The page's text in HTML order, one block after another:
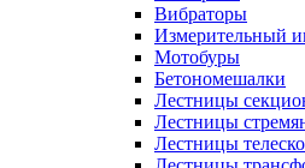
Вибраторы
Измерительный
Мотобуры
Бетономешалки
Лестницы
Лестницы
Лестницы